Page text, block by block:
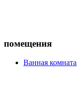
помещения
Ванная комната